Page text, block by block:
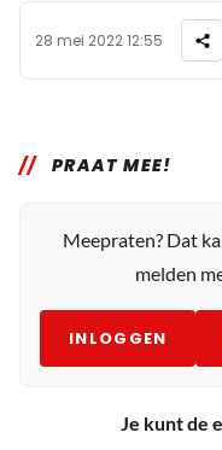
28 mei 2022 12:55
PRAAT MEE!
Meepraten? Dat
melden
INLOGGEN
Je kunt de